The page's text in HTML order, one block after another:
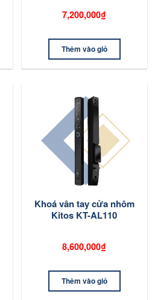
7,200,000₫
Thêm vào giỏ
Khoá vân tay cửa nhôm
Kitos KT-AL110
8,600,000₫
Thêm vào giỏ